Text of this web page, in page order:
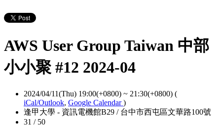
AWS User Group Taiwan 中部
小小聚 #12 2024-04
2024/04/11(Thu) 19:00(+0800) ~ 21:30(+0800) (
iCal/Outlook, Google Calendar)
逢甲大學 - 資訊電機館B29 / 台中市西屯區文華路100號
31 / 50